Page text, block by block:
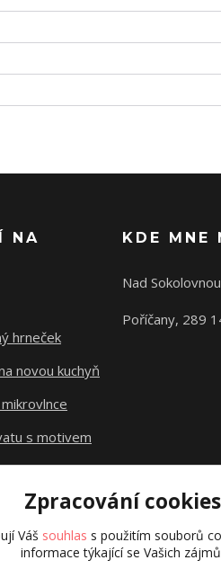
NA
hrneček
novou kuchyň
s motivem
KDE MNE
Nad
Poříčany, 289
Původní stránky
Zpracování cookies
Váš souhlas s použitím souborů
informace týkající se Vašich